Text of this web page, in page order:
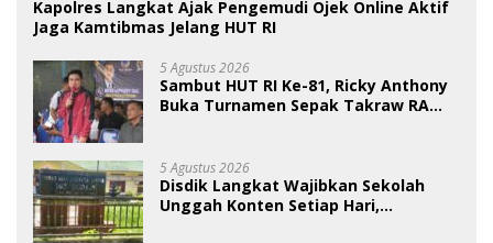
Kapolres Langkat Ajak Pengemudi Ojek Online Aktif
Jaga Kamtibmas Jelang HUT RI
5 Agustus 2026
Sambut HUT RI Ke-81, Ricky Anthony
Buka Turnamen Sepak Takraw RA
5 Agustus 2026
Disdik Langkat Wajibkan Sekolah
Unggah Konten Setiap Hari,